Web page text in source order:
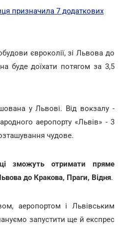
призначила 7 додаткових
євроколії, зі Львова до
буде доїхати потягом за 3,5
у Львові. Від вокзалу -
аеропорту «Львів» - 3
чудове.
зможуть отримати пряме
до Кракова, Праги, Відня.
аеропортом і Львівським
запустити ще й експрес